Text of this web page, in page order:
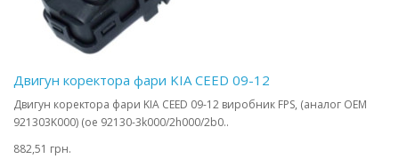
Двигун коректора фари KIA CEED 09-12
Двигун коректора фари KIA CEED 09-12 виробник FPS, (аналог OEM
921303K000) (oe 92130-3k000/2h000/2b0..
882,51 грн.